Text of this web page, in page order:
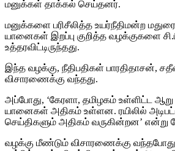
மனுக்கள் தாக்கல் செய்தனர்.
மனுக்களை பரிசீலித்த உயர்நீதிமன்ற
யானைகள் இறப்பு குறித்த வழக்குகளை
உத்தரவிட்டிருந்தது.
இந்த வழக்கு, நீதிபதிகள் பாரதிதாசன்,
விசாரணைக்கு வந்தது.
அப்போது, ‘கேரளா, தமிழகம் உள்ளிட்ட
யானைகள் அதிகம் உள்ளன. ரயிலில்
செய்திகளும் அதிகம் வருகின்றன’
வழக்கு மீண்டும் விசாரணைக்கு